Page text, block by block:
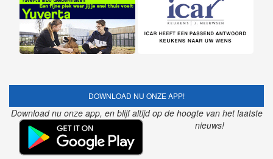
DOWNLOAD NU ONZE APP!
Download nu onze app, en blijf altijd op de hoogte van het laatste
nieuws!